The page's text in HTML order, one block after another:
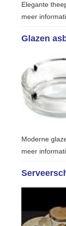
Elegante
meer
Glazen
Moderne
meer